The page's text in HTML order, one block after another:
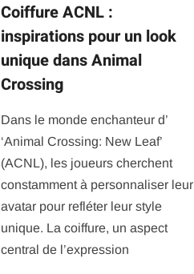
Coiffure ACNL :
inspirations pour un look
unique dans Animal
Crossing
Dans le monde enchanteur d’
‘Animal Crossing: New Leaf’
(ACNL), les joueurs cherchent
constamment à personnaliser leur
avatar pour refléter leur style
unique. La coiffure, un aspect
central de l’expression